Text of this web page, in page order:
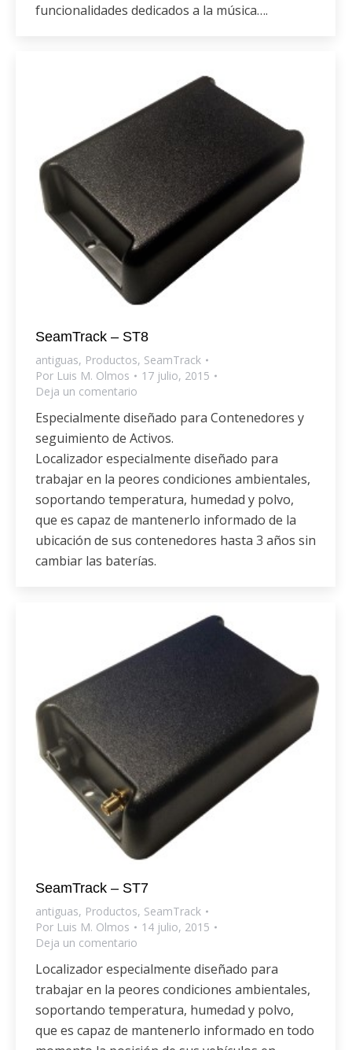
funcionalidades dedicados a la música….
SeamTrack – ST8
antiguas, Productos, SeamTrack
Por Luis M. Olmos
17 julio, 2015
Deja un comentario
Especialmente diseñado para Contenedores y
seguimiento de Activos.
Localizador especialmente diseñado para
trabajar en la peores condiciones ambientales,
soportando temperatura, humedad y polvo,
que es capaz de mantenerlo informado de la
ubicación de sus contenedores hasta 3 años sin
cambiar las baterías.
SeamTrack – ST7
antiguas, Productos, SeamTrack
Por Luis M. Olmos
14 julio, 2015
Deja un comentario
Localizador especialmente diseñado para
trabajar en la peores condiciones ambientales,
soportando temperatura, humedad y polvo,
que es capaz de mantenerlo informado en todo